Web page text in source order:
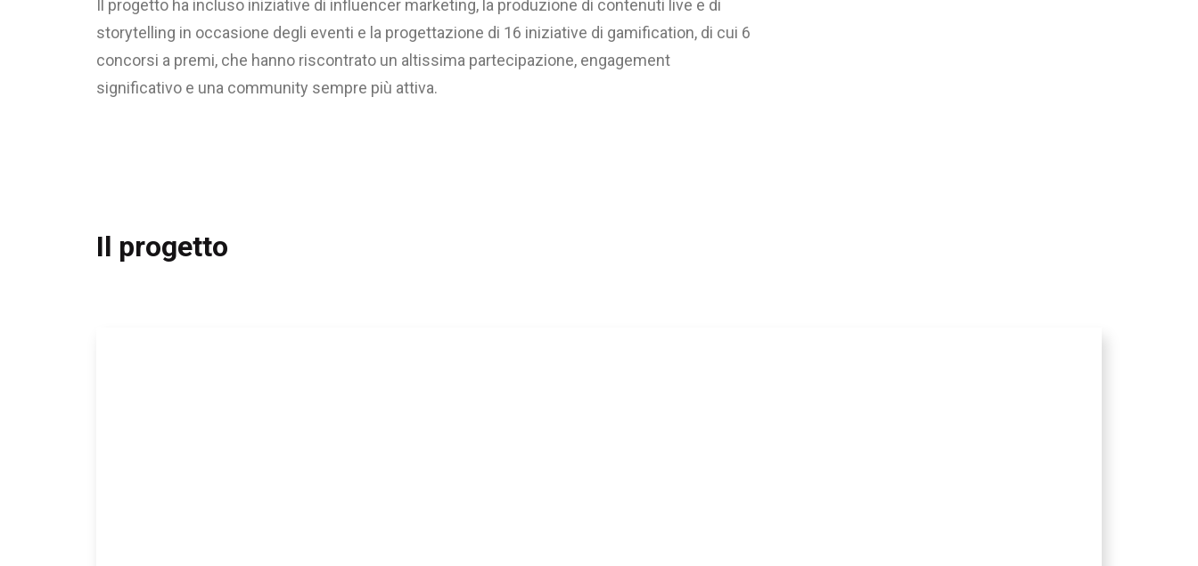
Il progetto ha incluso iniziative di influencer marketing, la produzione di contenuti live e di
storytelling in occasione degli eventi e la progettazione di 16 iniziative di gamification, di cui 6
concorsi a premi, che hanno riscontrato un altissima partecipazione, engagement
significativo e una community sempre più attiva.
Il progetto